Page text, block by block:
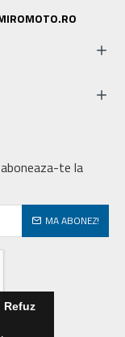
Refuz
te la
MA ABONEZ!